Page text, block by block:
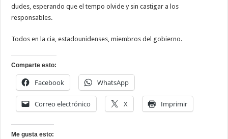
dudes, esperando que el tempo olvide y sin castigar a los
responsables.
Todos en la cia, estadounidenses, miembros del gobierno.
Comparte esto:
Facebook WhatsApp
Correo electrónico X Imprimir
Me gusta esto: